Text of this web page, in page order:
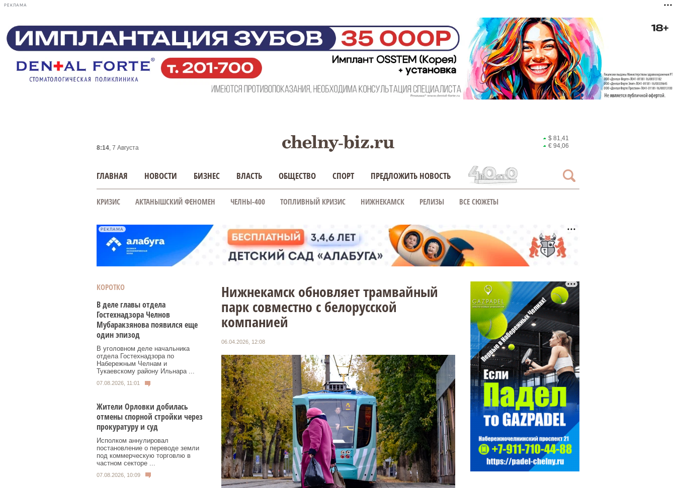
РЕКЛАМА
8:14, 7 Августа
$ 81,41
€ 94,06
ГЛАВНАЯ НОВОСТИ БИЗНЕС ВЛАСТЬ ОБЩЕСТВО СПОРТ ПРЕДЛОЖИТЬ НОВОСТЬ
КРИЗИС АКТАНЫШСКИЙ ФЕНОМЕН ЧЕЛНЫ-400 ТОПЛИВНЫЙ КРИЗИС НИЖНЕКАМСК РЕЛИЗЫ ВСЕ СЮЖЕТЫ
РЕКЛАМА
КОРОТКО
В деле главы отдела
Гостехнадзора Челнов
Мубаракзянова появился еще
один эпизод
В уголовном деле начальника
отдела Гостехнадзора по
Набережным Челнам и
Тукаевскому району Ильнара ...
07.08.2026, 11:01
Жители Орловки добилась
отмены спорной стройки через
прокуратуру и суд
Исполком аннулировал
постановление о переводе земли
под коммерческую торговлю в
частном секторе ...
07.08.2026, 10:09
Нижнекамск обновляет трамвайный
парк совместно с белорусской
компанией
06.04.2026, 12:08